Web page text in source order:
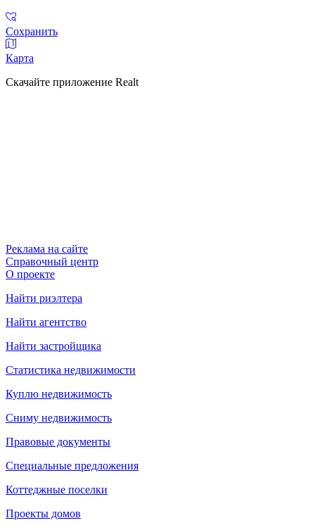
Сохранить
Карта
Скачайте приложение Realt
Реклама на сайте
Справочный центр
О проекте
Найти риэлтера
Найти агентство
Найти застройщика
Статистика недвижимости
Куплю недвижимость
Сниму недвижимость
Правовые документы
Специальные предложения
Коттеджные поселки
Проекты домов